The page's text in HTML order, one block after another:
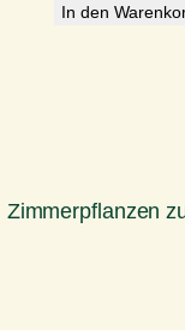
In den
Zimmerpflanzen